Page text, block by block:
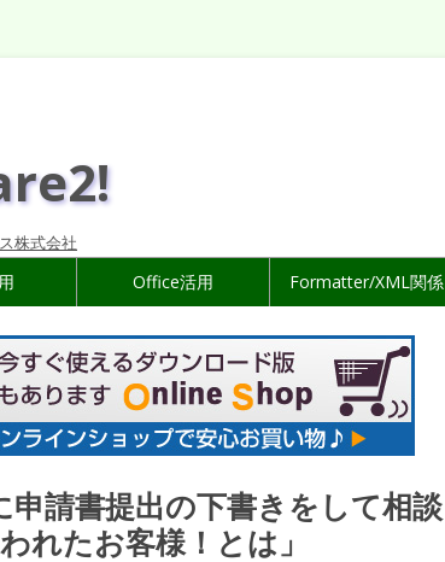
株式会社
Office活用 Formatter/XML関係
請書提出の下書きをして相談
れたお客様！とは」